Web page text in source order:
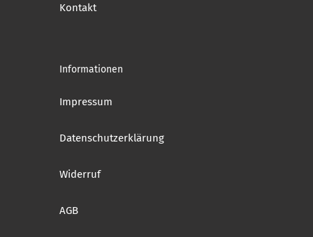
Kontakt
Informationen
Impressum
Datenschutzerklärung
Widerruf
AGB